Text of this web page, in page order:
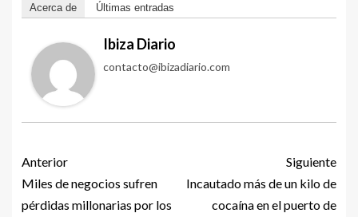
Acerca de Últimas entradas
Ibiza Diario
contacto@ibizadiario.com
Anterior
Miles de negocios sufren
pérdidas millonarias por los
Siguiente
Incautado más de un kilo de
cocaína en el puerto de